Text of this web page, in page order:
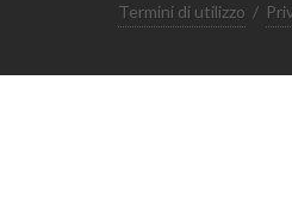
Termini di utilizzo /